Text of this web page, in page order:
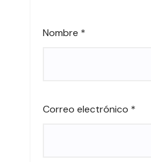
Nombre *
Correo electrónico *